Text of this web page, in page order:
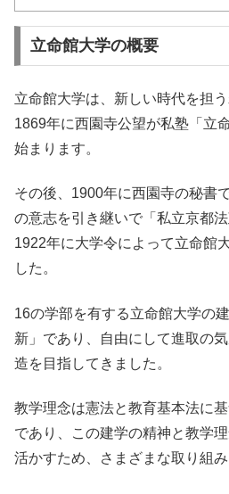
立命館大学の概要
立命館大学は、新しい時代を担う
1869年に西園寺公望が私塾「立
始まります。
その後、1900年に西園寺の秘書
の意志を引き継いで「私立京都法
1922年に大学令によって立命館
した。
16の学部を有する立命館大学の
新」であり、自由にして進取の
造を目指してきました。
教学理念は憲法と教育基本法に
であり、この建学の精神と教学
活かすため、さまざまな取り組み